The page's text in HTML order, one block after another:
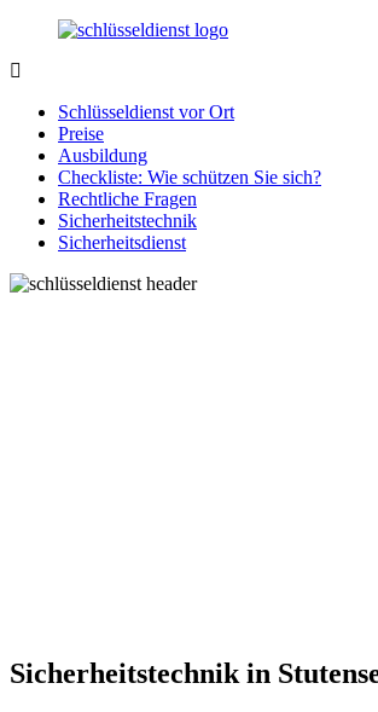
Zurück
Inhalt
Notlage
wird
gelöst!
Schlüsseldienst vor Ort
Preise
Ausbildung
Checkliste: Wie schützen Sie sich?
Rechtliche Fragen
Sicherheitstechnik
Sicherheitsdienst
Sicherheitstechnik in